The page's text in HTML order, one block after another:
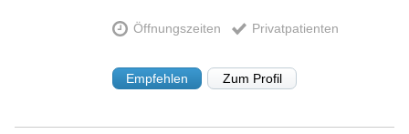
Öffnungszeiten Privatpatienten
Empfehlen Zum Profil